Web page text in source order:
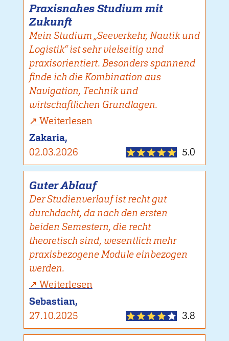
Praxisnahes Studium mit
Zukunft
Mein Studium „Seeverkehr, Nautik und
Logistik“ ist sehr vielseitig und
praxisorientiert. Besonders spannend
finde ich die Kombination aus
Navigation, Technik und
wirtschaftlichen Grundlagen.
Weiterlesen
Zakaria,
02.03.2026
5.0
Guter Ablauf
Der Studienverlauf ist recht gut
durchdacht, da nach den ersten
beiden Semestern, die recht
theoretisch sind, wesentlich mehr
praxisbezogene Module einbezogen
werden.
Weiterlesen
Sebastian,
27.10.2025
3.8